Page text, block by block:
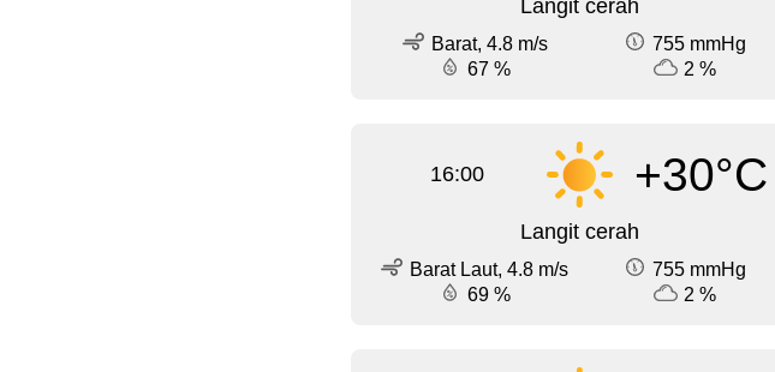
Langit cerah
Barat, 4.8 m/s
755 mmHg
67 %
2 %
16:00 +30°C
Langit cerah
Barat Laut, 4.8 m/s
755 mmHg
69 %
2 %